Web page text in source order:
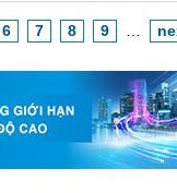
6 7 8 9